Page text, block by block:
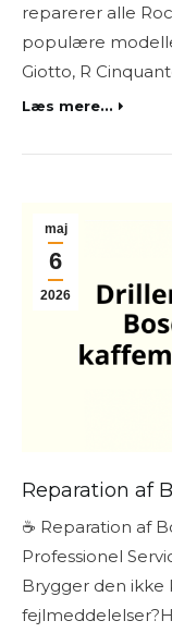
reparerer alle
populære
Giotto, R
Læs mere...
maj
6
2026
Reparation af
☕ Reparation af
Professionel
Brygger den ikke